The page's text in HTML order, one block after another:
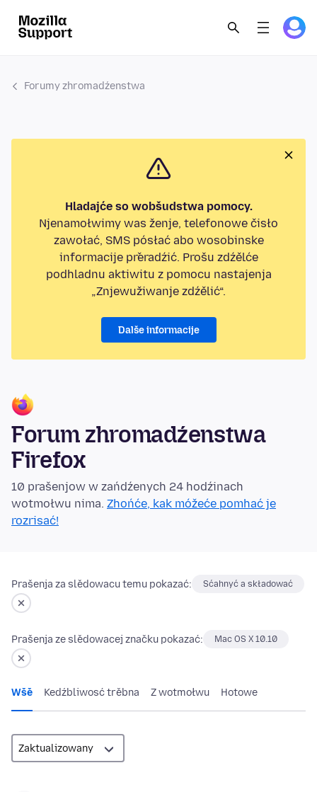
Forumy zhromadźenstwa
Hladajće so wobšudstwa pomocy.
Njenamołwimy was ženje, telefonowe čisło
zawołać, SMS pósłać abo wosobinske
informacije přeradźić. Prošu zdźělće
podhladnu aktiwitu z pomocu nastajenja
„Znjewužiwanje zdźělić“.
Dalše informacije
Forum zhromadźenstwa
Firefox
10 prašenjow w zańdźenych 24 hodźinach
wotmołwu nima. Zhońće, kak móžeće pomhać je
rozrisać!
Prašenja za slědowacu temu pokazać: Sćahnyć a składować
Prašenja ze slědowacej značku pokazać: Mac OS X 10.10
Wšě Kedźbliwosć trěbna Z wotmołwu Hotowe